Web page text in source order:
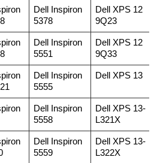
Dell Inspiron
5378
Dell XPS 12
9Q23
Dell Inspiron
5551
Dell XPS 12
9Q33
Dell Inspiron
5555
Dell XPS 13
Dell Inspiron
5558
Dell XPS 13-
L321X
Dell Inspiron
5559
Dell XPS 13-
L322X